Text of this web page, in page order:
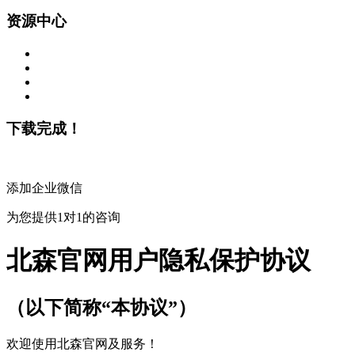
资源中心
下载完成！
添加企业微信
为您提供1对1的咨询
北森官网用户隐私保护协议
（以下简称“本协议”）
欢迎使用北森官网及服务！